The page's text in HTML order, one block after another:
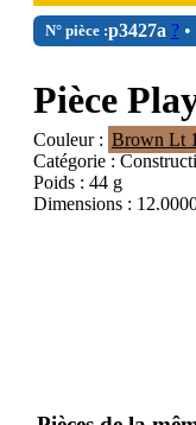
N° pièce :p3427a ?•
Pièce
Couleur : Brown Lt
Catégorie :
Poids : 44 g
Dimensions :